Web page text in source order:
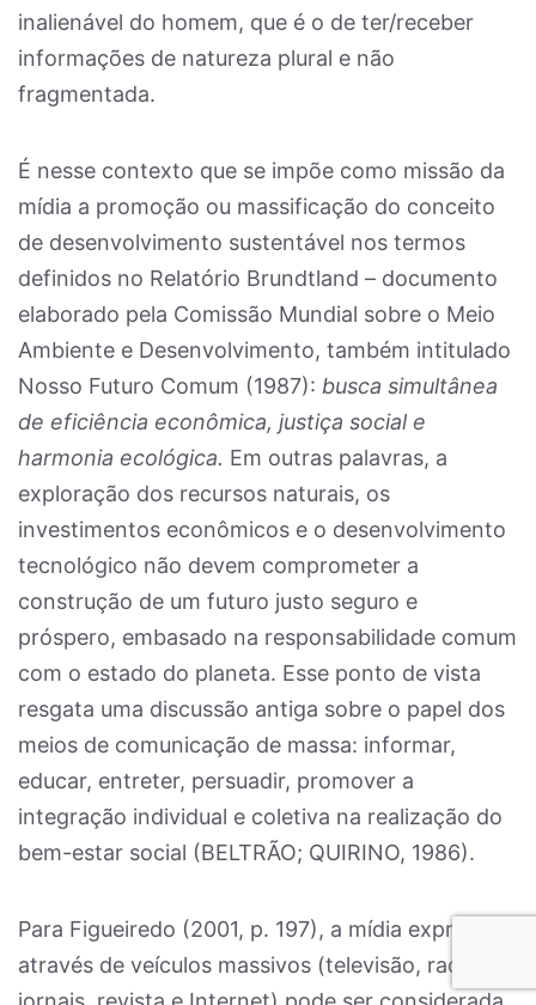
inalienável do homem, que é o de ter/receber
informações de natureza plural e não
fragmentada.
É nesse contexto que se impõe como missão da
mídia a promoção ou massificação do conceito
de desenvolvimento sustentável nos termos
definidos no Relatório Brundtland – documento
elaborado pela Comissão Mundial sobre o Meio
Ambiente e Desenvolvimento, também intitulado
Nosso Futuro Comum (1987): busca simultânea
de eficiência econômica, justiça social e
harmonia ecológica. Em outras palavras, a
exploração dos recursos naturais, os
investimentos econômicos e o desenvolvimento
tecnológico não devem comprometer a
construção de um futuro justo seguro e
próspero, embasado na responsabilidade comum
com o estado do planeta. Esse ponto de vista
resgata uma discussão antiga sobre o papel dos
meios de comunicação de massa: informar,
educar, entreter, persuadir, promover a
integração individual e coletiva na realização do
bem-estar social (BELTRÃO; QUIRINO, 1986).
Para Figueiredo (2001, p. 197), a mídia expressa
através de veículos massivos (televisão, radio,